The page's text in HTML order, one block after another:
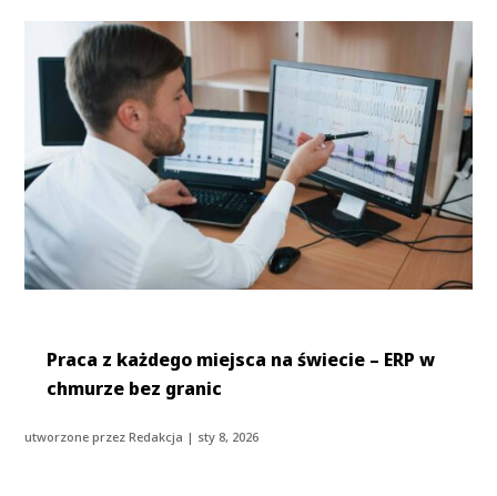
Praca z każdego miejsca na świecie – ERP w
chmurze bez granic
utworzone przezRedakcja | sty 8, 2026